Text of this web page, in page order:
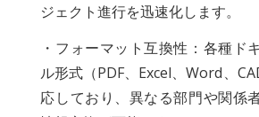
ジェクト進行を迅速化します。
・フォーマット互換性：各種ド
ル形式（PDF、Excel、Word、
応しており、異なる部門や関係